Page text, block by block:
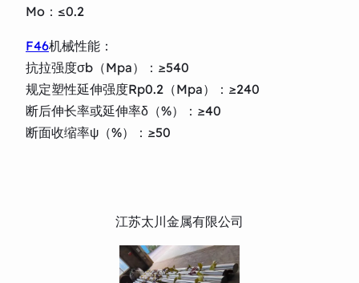
Mo：≤0.2
F46机械性能：
抗拉强度σb（Mpa）：≥540
规定塑性延伸强度Rp0.2（Mpa）：≥240
断后伸长率或延伸率δ（%）：≥40
断面收缩率ψ（%）：≥50
江苏太川金属有限公司